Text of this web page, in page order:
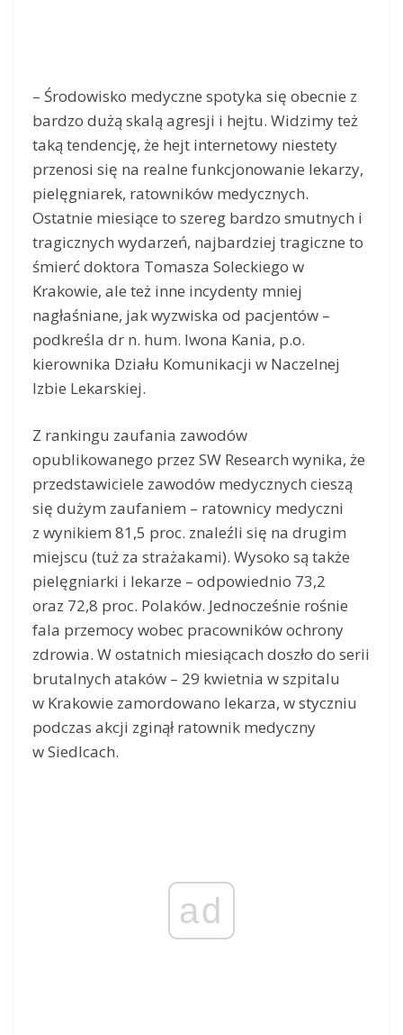
– Środowisko medyczne spotyka się obecnie z
bardzo dużą skalą agresji i hejtu. Widzimy też
taką tendencję, że hejt internetowy niestety
przenosi się na realne funkcjonowanie lekarzy,
pielęgniarek, ratowników medycznych.
Ostatnie miesiące to szereg bardzo smutnych i
tragicznych wydarzeń, najbardziej tragiczne to
śmierć doktora Tomasza Soleckiego w
Krakowie, ale też inne incydenty mniej
nagłaśniane, jak wyzwiska od pacjentów –
podkreśla dr n. hum. Iwona Kania, p.o.
kierownika Działu Komunikacji w Naczelnej
Izbie Lekarskiej.
Z rankingu zaufania zawodów
opublikowanego przez SW Research wynika, że
przedstawiciele zawodów medycznych cieszą
się dużym zaufaniem – ratownicy medyczni
z wynikiem 81,5 proc. znaleźli się na drugim
miejscu (tuż za strażakami). Wysoko są także
pielęgniarki i lekarze – odpowiednio 73,2
oraz 72,8 proc. Polaków. Jednocześnie rośnie
fala przemocy wobec pracowników ochrony
zdrowia. W ostatnich miesiącach doszło do serii
brutalnych ataków – 29 kwietnia w szpitalu
w Krakowie zamordowano lekarza, w styczniu
podczas akcji zginął ratownik medyczny
w Siedlcach.
ad